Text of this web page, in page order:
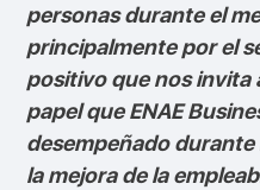
personas durante el
principalmente por el
positivo que nos invita
papel que ENAE
desempeñado durante
la mejora de la